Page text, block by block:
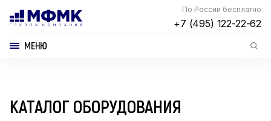
По России бесплатно
+7 (495) 122-22-62
МЕНЮ
КАТАЛОГ ОБОРУДОВАНИЯ